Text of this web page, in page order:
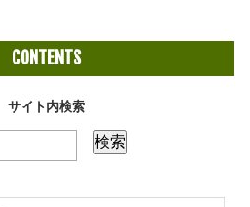
CONTENTS
サイト内検索